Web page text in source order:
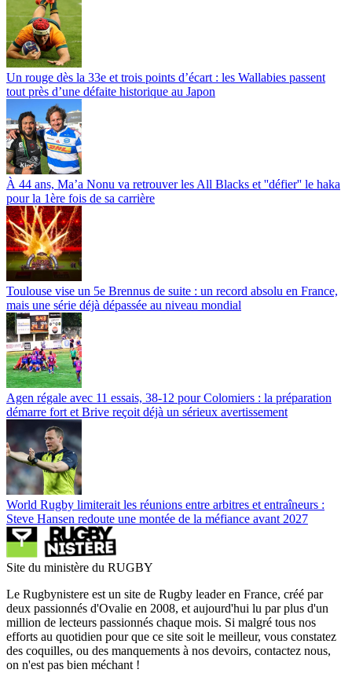
Un rouge dès la 33e et trois points d’écart : les Wallabies passent
tout près d’une défaite historique au Japon
À 44 ans, Ma’a Nonu va retrouver les All Blacks et ''défier'' le haka
pour la 1ère fois de sa carrière
Toulouse vise un 5e Brennus de suite : un record absolu en France,
mais une série déjà dépassée au niveau mondial
Agen régale avec 11 essais, 38-12 pour Colomiers : la préparation
démarre fort et Brive reçoit déjà un sérieux avertissement
World Rugby limiterait les réunions entre arbitres et entraîneurs :
Steve Hansen redoute une montée de la méfiance avant 2027
Site du ministère du RUGBY
Le Rugbynistere est un site de Rugby leader en France, créé par
deux passionnés d'Ovalie en 2008, et aujourd'hui lu par plus d'un
million de lecteurs passionnés chaque mois. Si malgré tous nos
efforts au quotidien pour que ce site soit le meilleur, vous constatez
des coquilles, ou des manquements à nos devoirs, contactez nous,
on n'est pas bien méchant !